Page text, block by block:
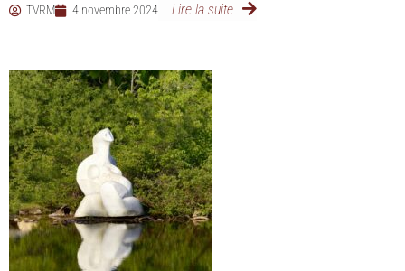
TVRM 4 novembre 2024 Lire la suite